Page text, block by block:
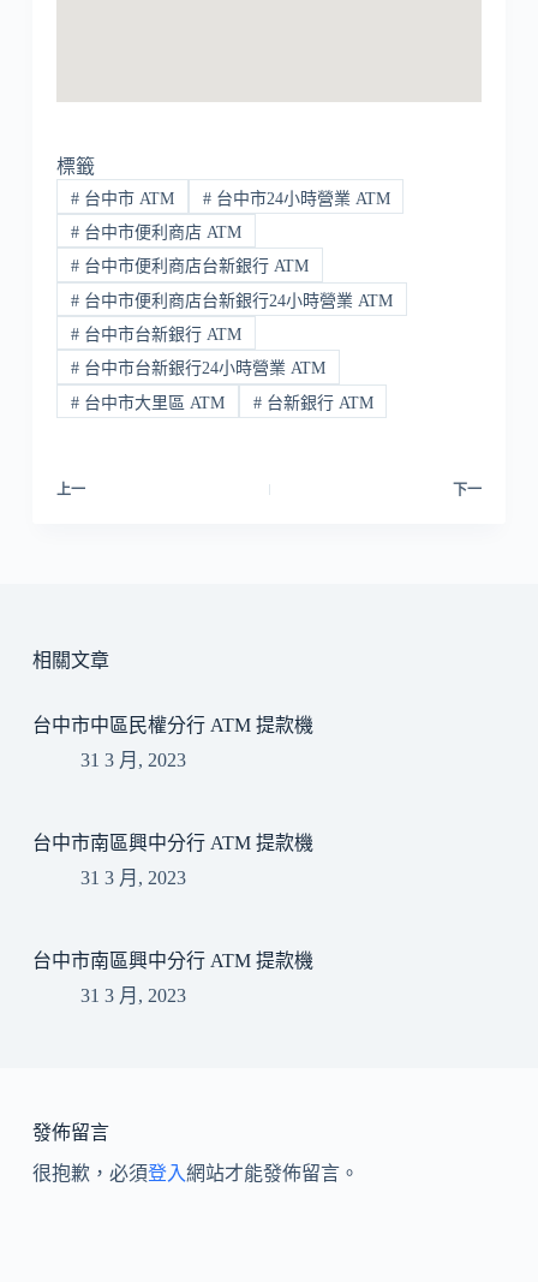
標籤
#台中市 ATM #台中市24小時營業 ATM
#台中市便利商店 ATM
#台中市便利商店台新銀行 ATM
#台中市便利商店台新銀行24小時營業 ATM
#台中市台新銀行 ATM
#台中市台新銀行24小時營業 ATM
#台中市大里區 ATM #台新銀行 ATM
上一 下一
相關文章
台中市中區民權分行 ATM 提款機
31 3 月, 2023
台中市南區興中分行 ATM 提款機
31 3 月, 2023
台中市南區興中分行 ATM 提款機
31 3 月, 2023
發佈留言
很抱歉，必須登入網站才能發佈留言。